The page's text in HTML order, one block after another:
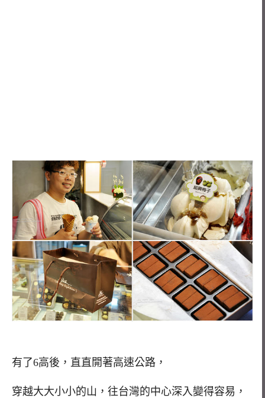
有了6高後，直直開著高速公路，
穿越大大小小的山，往台灣的中心深入變得容易，